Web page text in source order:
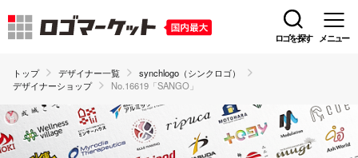
ロゴを探す メニュー
トップ デザイナー一覧
synchlogo（シンクロゴ）
デザイナーショップ
No.16619「SANGO」